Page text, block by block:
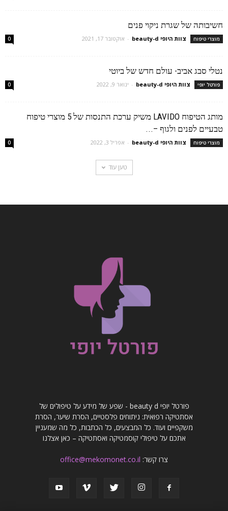
חשיבותה של שגרת ניקוי פנים
מוצרי טיפוח צוות היופי beauty-d - אוקטובר 17, 2021 0
נטלי סבג אביב- עולם חדש של ביוטי
פורטל יופי צוות היופי beauty-d - ינואר 9, 2022 0
מותג הטיפוח LAVIDO משיק ערכת התנסות של 5 מוצרי טיפוח
טבעיים לפנים ולגוף –...
מוצרי טיפוח צוות היופי beauty-d - אפריל 3, 2022 0
טען עוד
פורטל יופי beauty d - שפע של מידע על טיפולים של
אסתטיקה רפואית: ניתוחים פלסטיים, הסרת שיער, הסרת
משקפיים ועוד. כל המבצעים, כל הכתבות, כל מה שמעניין
אתכם על טיפולי קוסמטיקה ואסתטיקה – כאן אצלנו
צרו קשר: office@mekomonet.co.il